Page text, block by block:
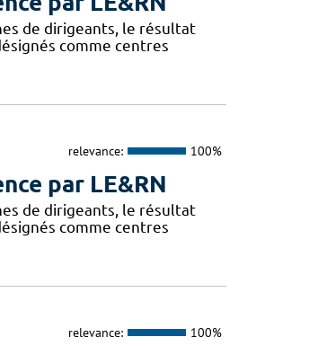
de dirigeants, le résultat
comme centres
relevance: 100%
par LE&RN
de dirigeants, le résultat
comme centres
relevance: 100%